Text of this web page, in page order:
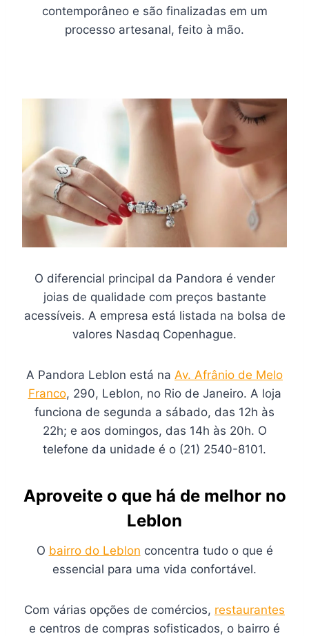
contemporâneo e são finalizadas em um
processo artesanal, feito à mão.
O diferencial principal da Pandora é vender
joias de qualidade com preços bastante
acessíveis. A empresa está listada na bolsa de
valores Nasdaq Copenhague.
A Pandora Leblon está na Av. Afrânio de Melo
Franco, 290, Leblon, no Rio de Janeiro. A loja
funciona de segunda a sábado, das 12h às
22h; e aos domingos, das 14h às 20h. O
telefone da unidade é o (21) 2540-8101.
Aproveite o que há de melhor no
Leblon
O bairro do Leblon concentra tudo o que é
essencial para uma vida confortável.
Com várias opções de comércios, restaurantes
e centros de compras sofisticados, o bairro é